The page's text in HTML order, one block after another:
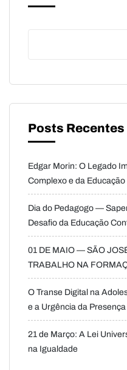
Posts Recentes
Edgar Morin: O Legado
Complexo e da
Dia do Pedagogo —
Desafio da Educação
01 DE MAIO — SÃO
TRABALHO NA
O Transe Digital na
e a Urgência da
21 de Março: A Lei
na Igualdade